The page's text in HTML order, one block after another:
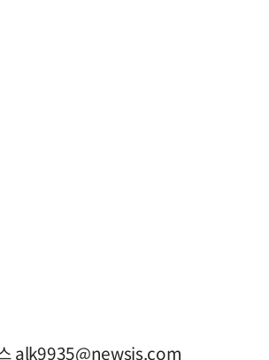
alk9935@newsis.com